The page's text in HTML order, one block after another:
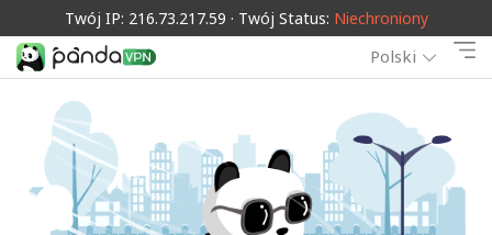
Twój IP: 216.73.217.59 · Twój Status: Niechroniony
Polski